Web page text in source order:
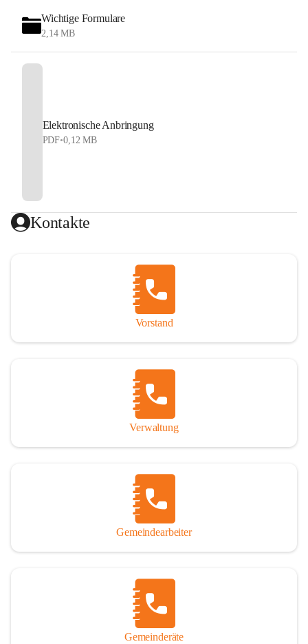
Wichtige Formulare
2,14 MB
Elektronische Anbringung
PDF•0,12 MB
Kontakte
Vorstand
Verwaltung
Gemeindearbeiter
Gemeinderäte